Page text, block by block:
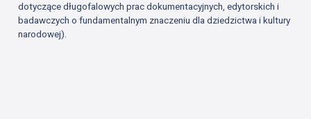
dotyczące długofalowych prac dokumentacyjnych, edytorskich i
badawczych o fundamentalnym znaczeniu dla dziedzictwa i kultury
narodowej).